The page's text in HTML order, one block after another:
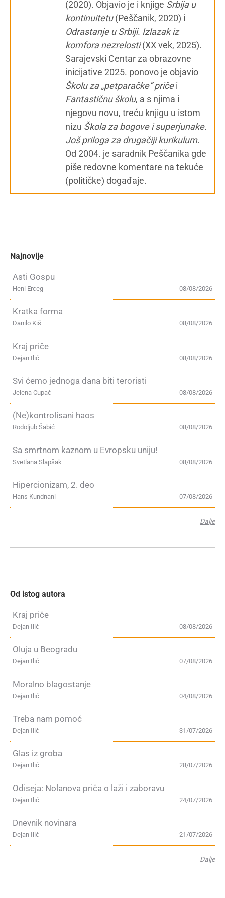
(2020). Objavio je i knjige Srbija u
kontinuitetu(Peščanik, 2020) i
Odrastanje u Srbiji. Izlazak iz
komfora nezrelosti(XX vek, 2025).
Sarajevski Centar za obrazovne
inicijative 2025. ponovo je objavio
Školu za „petparačke“ pričei
Fantastičnu školu, a s njima i
njegovu novu, treću knjigu u istom
nizu Škola za bogove i superjunake.
Još priloga za drugačiji kurikulum.
Od 2004. je saradnik Peščanika gde
piše redovne komentare na tekuće
(političke) događaje.
Najnovije
Asti Gospu
08/08/2026
Heni Erceg
Kratka forma
08/08/2026
Danilo Kiš
Kraj priče
08/08/2026
Dejan Ilić
Svi ćemo jednoga dana biti teroristi
08/08/2026
Jelena Cupać
(Ne)kontrolisani haos
08/08/2026
Rodoljub Šabić
Sa smrtnom kaznom u Evropsku uniju!
08/08/2026
Svetlana Slapšak
Hipercionizam, 2. deo
07/08/2026
Hans Kundnani
Dalje
Od istog autora
Kraj priče
08/08/2026
Dejan Ilić
Oluja u Beogradu
07/08/2026
Dejan Ilić
Moralno blagostanje
04/08/2026
Dejan Ilić
Treba nam pomoć
31/07/2026
Dejan Ilić
Glas iz groba
28/07/2026
Dejan Ilić
Odiseja: Nolanova priča o laži i zaboravu
24/07/2026
Dejan Ilić
Dnevnik novinara
21/07/2026
Dejan Ilić
Dalje